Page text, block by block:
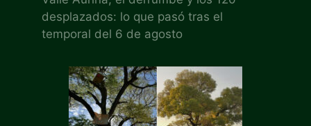
desplazados: lo que pasó tras el
temporal del 6 de agosto